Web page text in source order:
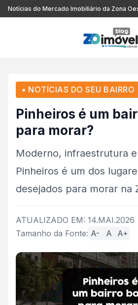
Notícias do Mercado Imobiliário da Zona
▪ NOTÍCIAS DO SEU BAIRRO
Pinheiros é um
para morar?
Moderno, infraestrutura
Pinheiros é um dos
desejados para morar na
ATUALIZADO EM: 14.MAI.2026
Tamanho da Fonte: A- A A+